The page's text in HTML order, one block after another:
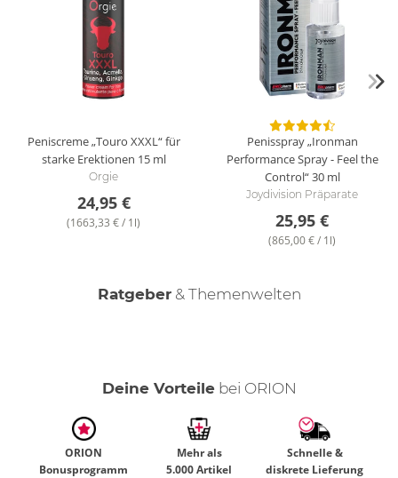
Peniscreme „Touro XXXL“ für
starke Erektionen 15 ml
Orgie
24,95 €
(1663,33 € / 1l)
Penisspray „Ironman
Performance Spray - Feel the
Control“30 ml
Joydivision Präparate
25,95 €
(865,00 € / 1l)
Ratgeber& Themenwelten
Mehr Lust, weniger Druck - Tipps gegen
Erektionsstörungen
Deine Vorteilebei ORION
ORION
Bonusprogramm
Mehr als
5.000 Artikel
Schnelle &
diskrete Lieferung